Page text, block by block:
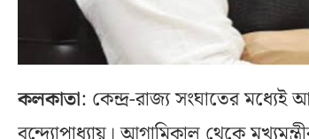
কলকাতা: কেন্দ্র-রাজ্য সংঘাতের